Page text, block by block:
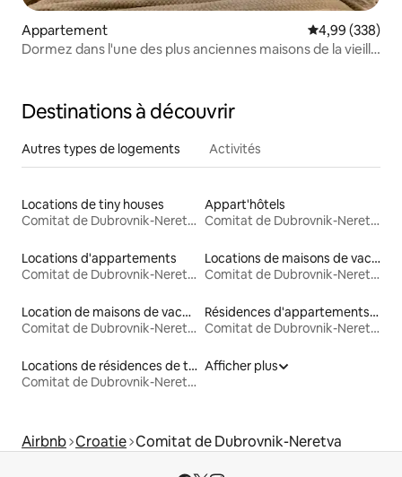
Appartement Évaluation
4,99 (338)
Dormez dans l'une des plus anciennes maisons de la vieille
Destinations à découvrir
Autres types de logements Activités
Locations de tiny houses
Comitat de Dubrovnik-Neretva
Appart'hôtels
Comitat de Dubrovnik-Neretva
Locations d'appartements
Comitat de Dubrovnik-Neretva
Locations de maisons de vacances
Comitat de Dubrovnik-Neretva
Location de maisons de vacances
Comitat de Dubrovnik-Neretva
Résidences d'appartements en location
Comitat de Dubrovnik-Neretva
Locations de résidences de tourisme
Comitat de Dubrovnik-Neretva
Afficher plus
Airbnb Croatie Comitat de Dubrovnik-Neretva